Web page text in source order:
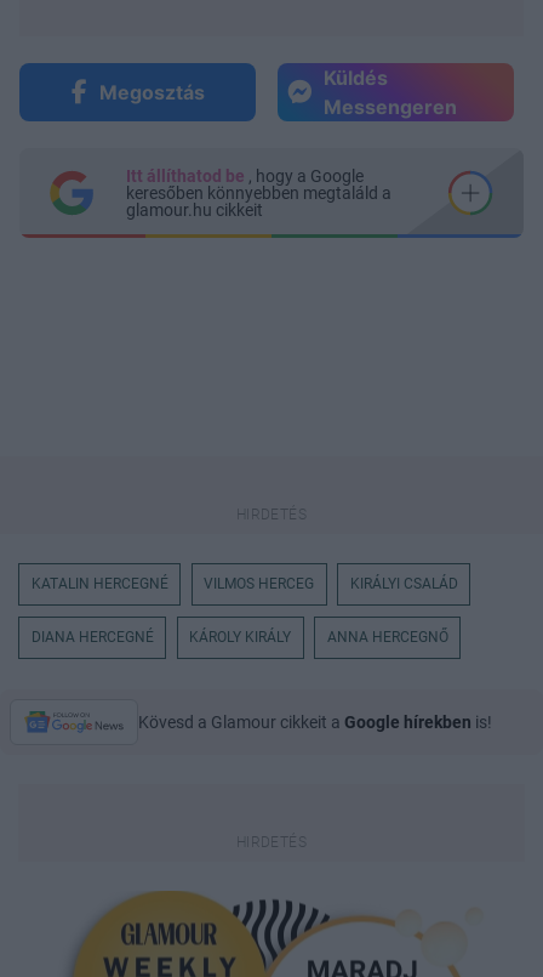
Megosztás
Küldés
Messengeren
Itt állíthatod be , hogy a Google
keresőben könnyebben megtaláld a
glamour.hu cikkeit
KATALIN HERCEGNÉ VILMOS HERCEG KIRÁLYI CSALÁD
DIANA HERCEGNÉ KÁROLY KIRÁLY ANNA HERCEGNŐ
Kövesd a Glamour cikkeit a Google hírekben is!